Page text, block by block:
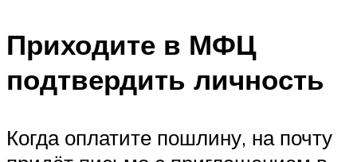
Приходите в МФЦ
подтвердить личность
Когда оплатите пошлину, на почту